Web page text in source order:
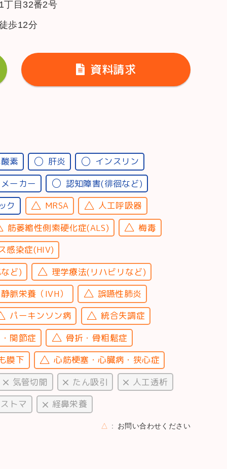
丁目32番2号
歩12分
資料請求
素 肝炎
インスリン
ーカー
認知障害(徘徊など)
ク
MRSA
人工呼吸器
筋萎縮性側索硬化症(ALS)
梅毒
感染症(HIV)
ど)
理学療法(リハビリなど)
脈栄養（IVH）
誤嚥性肺炎
パーキンソン病
統合失調症
関節症
骨折・骨粗鬆症
膜下
心筋梗塞・心臓病・狭心症
気管切開
たん吸引
人工透析
トマ
経鼻栄養
△ お問い合わせください